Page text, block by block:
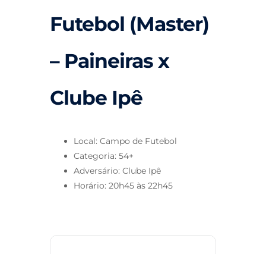
Futebol (Master)
– Paineiras x
Clube Ipê
Local: Campo de Futebol
Categoria: 54+
Adversário: Clube Ipê
Horário: 20h45 às 22h45